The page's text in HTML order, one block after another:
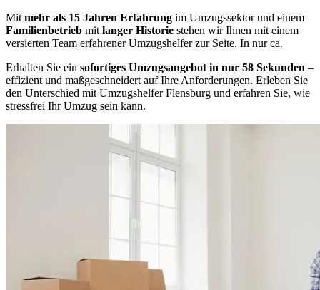
Mit mehr als 15 Jahren Erfahrung im Umzugssektor und einem
Familienbetrieb mit langer Historie stehen wir Ihnen mit einem
versierten Team erfahrener Umzugshelfer zur Seite. In nur ca.
Erhalten Sie ein sofortiges Umzugsangebot in nur 58 Sekunden –
effizient und maßgeschneidert auf Ihre Anforderungen. Erleben Sie
den Unterschied mit Umzugshelfer Flensburg und erfahren Sie, wie
stressfrei Ihr Umzug sein kann.